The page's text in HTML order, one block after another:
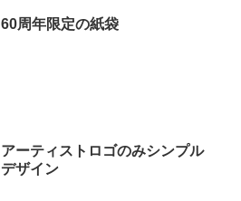
60周年限定の紙袋
アーティストロゴのみシンプル
デザイン